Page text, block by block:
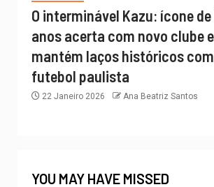
O interminável Kazu: ícone de
anos acerta com novo clube e
mantém laços históricos
futebol paulista
22 Janeiro 2026 Ana Beatriz Santos
YOU MAY HAVE MISSED